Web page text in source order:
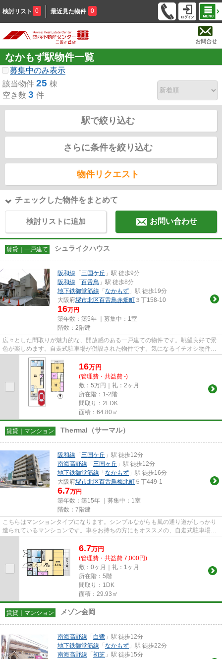
検討リスト 0 最近見た物件 0
お問合せ
なかもず駅物件一覧
募集中のみ表示
該当物件 25 棟
空き数 3 件
駅で絞り込む
さらに条件を絞り込む
物件リクエスト
チェックした物件をまとめて
検討リストに追加 お問い合わせ
賃貸｜一戸建て シュライクハウス
阪和線 「 三国ケ丘 」駅 徒歩9分
阪和線 「 百舌鳥 」駅 徒歩8分
地下鉄御堂筋線 「 なかもず 」駅 徒歩19分
大阪府堺市北区百舌鳥赤畑町 ３丁158-10
16万円
築年数：築5年 ｜募集中： 1室
階数：2階建
広々とした間取りが魅力的な、開放感のある一戸建ての物件です。眺望良好で景
色が楽しめます。自走式駐車場が併設された物件です。気になるイチオシ物件情
報：「百舌鳥赤畑町3丁 戸建...
16万円
(管理費・共益費 -)
敷：5万円｜礼：2ヶ月
所在階：1-2階
間取り：2LDK
面積：64.80㎡
賃貸｜マンション Thermal（サーマル）
阪和線 「 三国ケ丘 」駅 徒歩12分
南海高野線 「 三国ヶ丘 」駅 徒歩12分
地下鉄御堂筋線 「 なかもず 」駅 徒歩16分
大阪府堺市北区百舌鳥梅北町 ５丁449-1
6.7万円
築年数：築15年 ｜募集中： 1室
階数：7階建
こちらはマンションタイプになります。シンプルながらも風の通り道がしっかり
造られているマンションです。車をお持ちの方にもオススメの、自走式駐車場を
6.7万円
(管理費・共益費 7,000円)
敷：0ヶ月｜礼：1ヶ月
所在階：5階
間取り：1DK
面積：29.93㎡
賃貸｜マンション メゾン金岡
南海高野線 「 白鷺 」駅 徒歩12分
地下鉄御堂筋線 「 なかもず 」駅 徒歩22分
南海高野線 「 初芝 」駅 徒歩15分